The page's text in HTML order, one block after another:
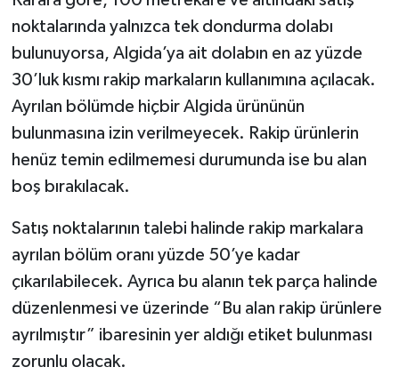
noktalarında yalnızca tek dondurma dolabı
bulunuyorsa, Algida’ya ait dolabın en az yüzde
30’luk kısmı rakip markaların kullanımına açılacak.
Ayrılan bölümde hiçbir Algida ürününün
bulunmasına izin verilmeyecek. Rakip ürünlerin
henüz temin edilmemesi durumunda ise bu alan
boş bırakılacak.
Satış noktalarının talebi halinde rakip markalara
ayrılan bölüm oranı yüzde 50’ye kadar
çıkarılabilecek. Ayrıca bu alanın tek parça halinde
düzenlenmesi ve üzerinde “Bu alan rakip ürünlere
ayrılmıştır” ibaresinin yer aldığı etiket bulunması
zorunlu olacak.